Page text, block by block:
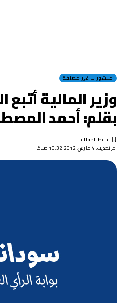
منشورات غير مصنفة
وزير المالية
بقلم: أحمد
اخر تحديث: 4 مارس, 2012 10:32 صباحًا